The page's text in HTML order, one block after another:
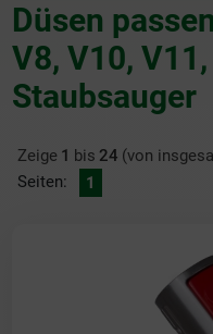
Düsen
V8, V10,
Staubsauger
Zeige 1 bis 24 (von
Seiten:
1